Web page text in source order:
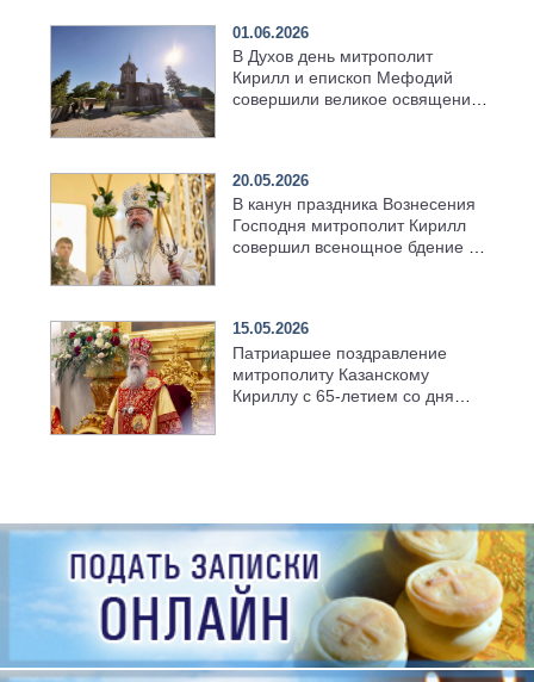
01.06.2026
В Духов день митрополит
Кирилл и епископ Мефодий
совершили великое освящение
20.05.2026
В канун праздника Вознесения
Господня митрополит Кирилл
совершил всенощное бдение в
15.05.2026
Патриаршее поздравление
митрополиту Казанскому
Кириллу с 65-летием со дня